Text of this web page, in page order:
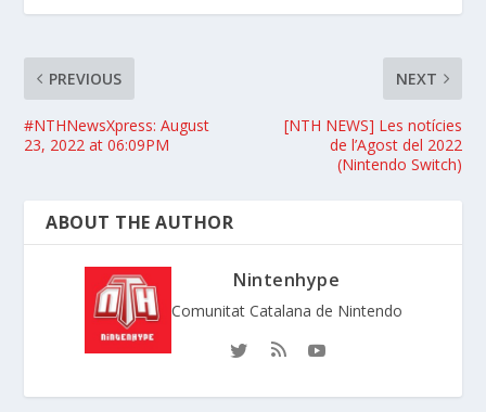
PREVIOUS
#NTHNewsXpress: August
23, 2022 at 06:09PM
NEXT
[NTH NEWS] Les notícies
de l’Agost del 2022
(Nintendo Switch)
ABOUT THE AUTHOR
Nintenhype
Comunitat Catalana de Nintendo